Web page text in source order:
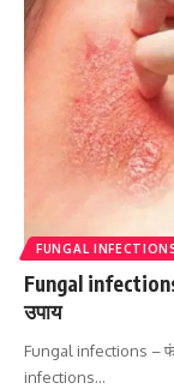
FUNGAL
Fungal
उपाय
Fungal infections –
infections…